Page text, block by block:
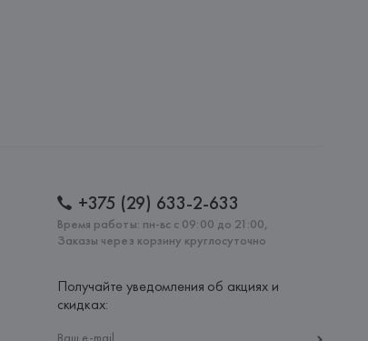
+375 (29) 633-2-633
Время работы: пн-вс с 09:00 до 21:00,
Заказы через корзину круглосуточно
Получайте уведомления об акциях и
скидках: